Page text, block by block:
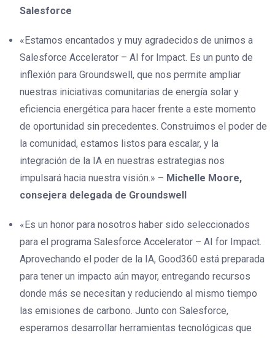
Salesforce
«Estamos encantados y muy agradecidos de unirnos a
Salesforce Accelerator – AI for Impact. Es un punto de
inflexión para Groundswell, que nos permite ampliar
nuestras iniciativas comunitarias de energía solar y
eficiencia energética para hacer frente a este momento
de oportunidad sin precedentes. Construimos el poder de
la comunidad, estamos listos para escalar, y la
integración de la IA en nuestras estrategias nos
impulsará hacia nuestra visión.» – Michelle Moore,
consejera delegada de Groundswell
«Es un honor para nosotros haber sido seleccionados
para el programa Salesforce Accelerator – AI for Impact.
Aprovechando el poder de la IA, Good360 está preparada
para tener un impacto aún mayor, entregando recursos
donde más se necesitan y reduciendo al mismo tiempo
las emisiones de carbono. Junto con Salesforce,
esperamos desarrollar herramientas tecnológicas que